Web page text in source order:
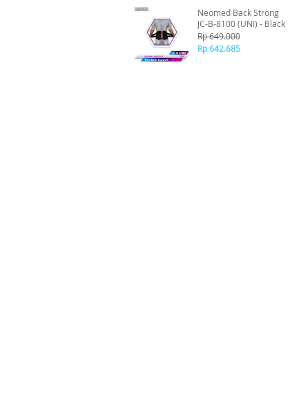
Neomed Back Strong
JC-B-8100 (UNI) - Black
Rp 649.000
Rp 642.685